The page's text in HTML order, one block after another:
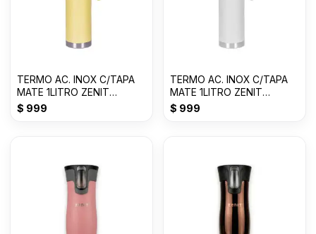
TERMO AC. INOX C/TAPA
MATE 1LITRO ZENIT
AMARILLO P ZF3Y
$ 999
TERMO AC. INOX C/TAPA
MATE 1LITRO ZENIT
BLANCO ZF3W
$ 999